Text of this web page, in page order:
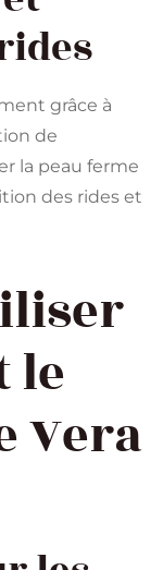
grâce à
de
la peau ferme
des rides et
le
Vera